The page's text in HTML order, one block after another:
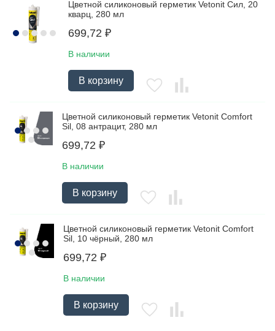
Цветной силиконовый герметик Vetonit Сил, 20
кварц, 280 мл
699,72 ₽
В наличии
В корзину
Цветной силиконовый герметик Vetonit Comfort
Sil, 08 антрацит, 280 мл
699,72 ₽
В наличии
В корзину
Цветной силиконовый герметик Vetonit Comfort
Sil, 10 чёрный, 280 мл
699,72 ₽
В наличии
В корзину